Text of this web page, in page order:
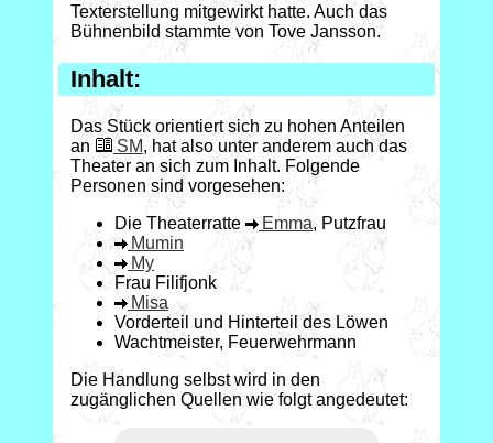
Texterstellung mitgewirkt hatte. Auch das
Bühnenbild stammte von Tove Jansson.
Inhalt:
Das Stück orientiert sich zu hohen Anteilen
an
SM, hat also unter anderem auch das
Theater an sich zum Inhalt. Folgende
Personen sind vorgesehen:
Die Theaterratte
Emma, Putzfrau
Mumin
My
Frau Filifjonk
Misa
Vorderteil und Hinterteil des Löwen
Wachtmeister, Feuerwehrmann
Die Handlung selbst wird in den
zugänglichen Quellen wie folgt angedeutet: